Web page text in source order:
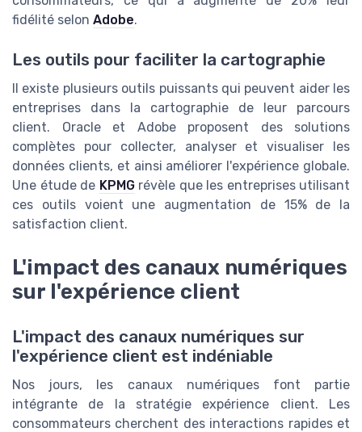
fidélité selon Adobe.
Les outils pour faciliter la cartographie
Il existe plusieurs outils puissants qui peuvent aider les
entreprises dans la cartographie de leur parcours
client. Oracle et Adobe proposent des solutions
complètes pour collecter, analyser et visualiser les
données clients, et ainsi améliorer l'expérience globale.
Une étude de KPMGrévèle que les entreprises utilisant
ces outils voient une augmentation de 15% de la
satisfaction client.
L'impact des canaux numériques
sur l'expérience client
L'impact des canaux numériques sur
l'expérience client est indéniable
Nos jours, les canaux numériques font partie
intégrante de la stratégie expérience client. Les
consommateurs cherchent des interactions rapides et